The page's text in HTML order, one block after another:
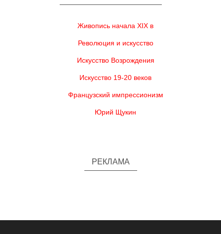
Живопись начала XIX в
Революция и искусство
Искусство Возрождения
Искусство 19-20 веков
Французский импрессионизм
Юрий Щукин
РЕКЛАМА